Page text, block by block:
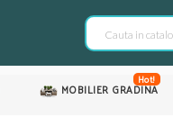
MOBILIER GRADINA
Hot!